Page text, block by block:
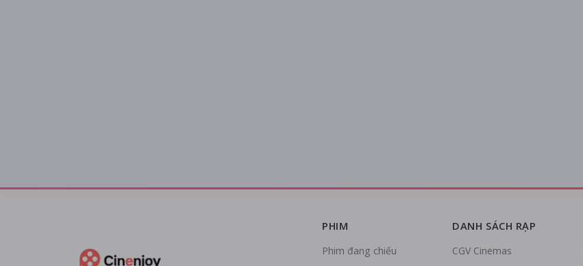
DANH SÁCH RẠP
CGV Cinemas
PHIM
Phim đang chiếu